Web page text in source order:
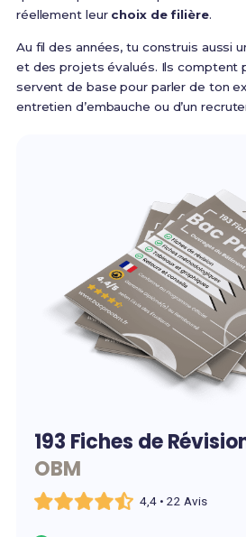
réellement leur choix de filière.
Au fil des années, tu construis aussi
et des projets évalués. Ils comptent
servent de base pour parler de ton
entretien d’embauche ou d’un
193 Fiches de
OBM
4,4 • 22 Avis